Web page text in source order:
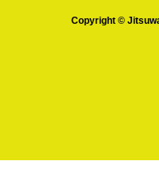
Copyright ©